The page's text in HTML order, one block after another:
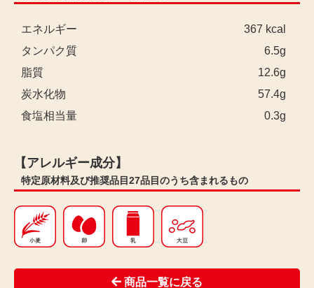
エネルギー
367 kcal
タンパク質
6.5g
脂質
12.6g
炭水化物
57.4g
食塩相当量
0.3g
【アレルギー成分】
特定原材料及び推奨品目27品目のうち含まれるもの
商品一覧に戻る